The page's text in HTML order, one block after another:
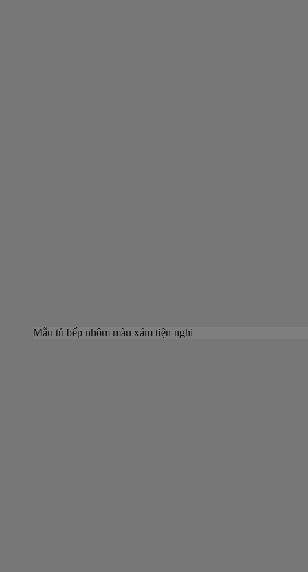
Mẫu tủ bếp nhôm màu xám tiện nghi